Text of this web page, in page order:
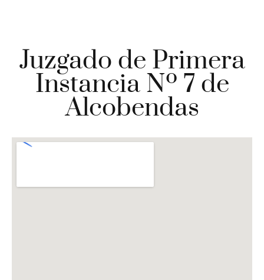
Juzgado de Primera
Instancia Nº 7 de
Alcobendas